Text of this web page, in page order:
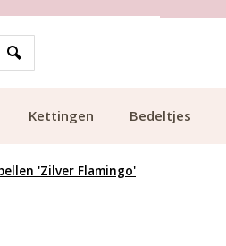
Kettingen Bedeltjes
'Zilver Flamingo'